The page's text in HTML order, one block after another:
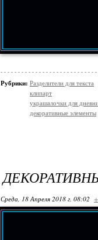
Рубрики: Разделители для текста
клипарт
украшалочки для
декоративные элементы
Среда, 18 Апреля 2018 г. 08:02